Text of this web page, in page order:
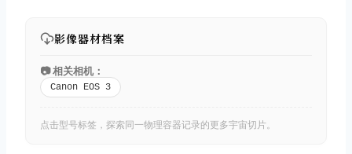
影像器材档案
📷 相关相机：
Canon EOS 3
点击型号标签，探索同一物理容器记录的更多宇宙切片。